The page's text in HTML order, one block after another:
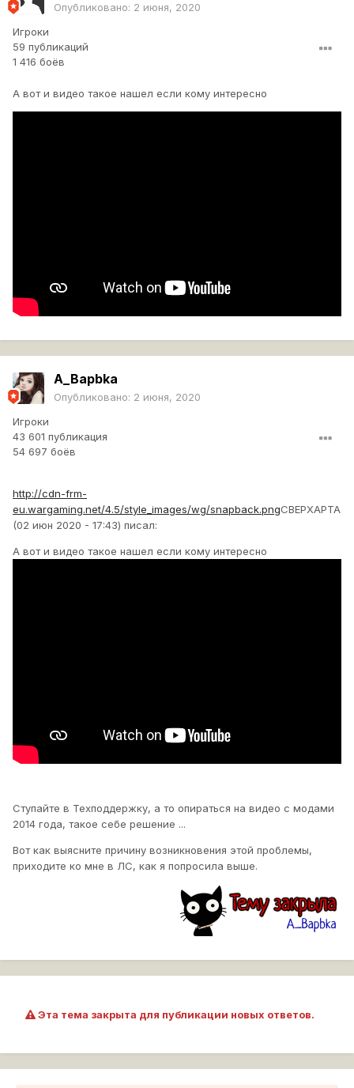
Опубликовано: 2 июня, 2020
Игроки
59 публикаций
1 416 боёв
А вот и видео такое нашел если кому интересно
A_Bapbka
Опубликовано: 2 июня, 2020
Игроки
43 601 публикация
54 697 боёв
http://cdn-frm-
eu.wargaming.net/4.5/style_images/wg/snapback.pngCBEPXAPTA
(02 июн 2020 - 17:43) писал:
А вот и видео такое нашел если кому интересно
Ступайте в Техподдержку, а то опираться на видео с модами
2014 года, такое себе решение ...
Вот как выясните причину возникновения этой проблемы,
приходите ко мне в ЛС, как я попросила выше.
Эта тема закрыта для публикации новых ответов.